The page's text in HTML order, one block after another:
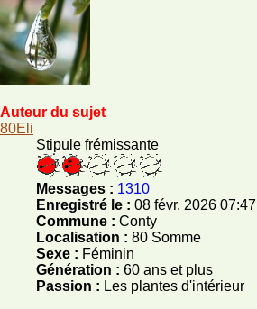
Auteur du sujet
80Eli
Stipule frémissante
Messages : 1310
Enregistré le : 08 févr. 2026 07:47
Commune : Conty
Localisation : 80 Somme
Sexe : Féminin
Génération : 60 ans et plus
Passion : Les plantes d'intérieur